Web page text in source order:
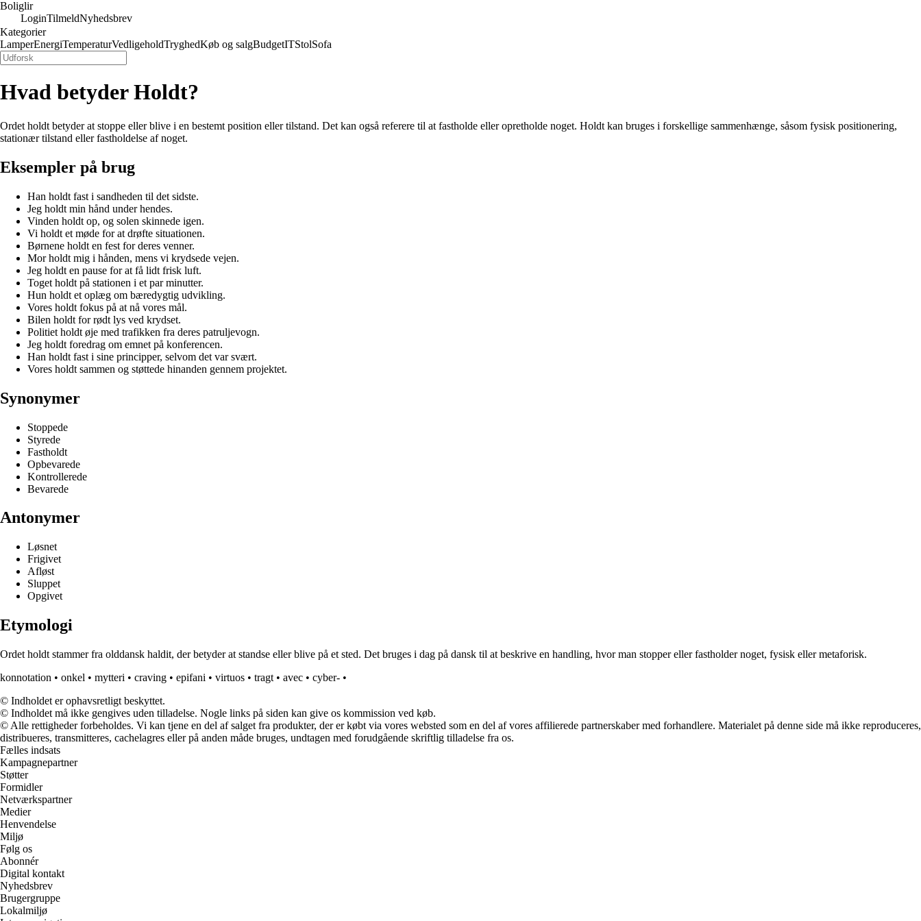
Boliglir
LoginTilmeldNyhedsbrev
Kategorier
LamperEnergiTemperaturVedligeholdTryghedKøb og salgBudgetITStolSofa
Hvad betyder Holdt?
Ordet holdt betyder at stoppe eller blive i en bestemt position eller tilstand. Det kan også referere til at fastholde eller opretholde noget. Holdt kan bruges i forskellige sammenhænge, såsom fysisk positionering,
stationær tilstand eller fastholdelse af noget.
Eksempler på brug
Han holdt fast i sandheden til det sidste.
Jeg holdt min hånd under hendes.
Vinden holdt op, og solen skinnede igen.
Vi holdt et møde for at drøfte situationen.
Børnene holdt en fest for deres venner.
Mor holdt mig i hånden, mens vi krydsede vejen.
Jeg holdt en pause for at få lidt frisk luft.
Toget holdt på stationen i et par minutter.
Hun holdt et oplæg om bæredygtig udvikling.
Vores holdt fokus på at nå vores mål.
Bilen holdt for rødt lys ved krydset.
Politiet holdt øje med trafikken fra deres patruljevogn.
Jeg holdt foredrag om emnet på konferencen.
Han holdt fast i sine principper, selvom det var svært.
Vores holdt sammen og støttede hinanden gennem projektet.
Synonymer
Stoppede
Styrede
Fastholdt
Opbevarede
Kontrollerede
Bevarede
Antonymer
Løsnet
Frigivet
Afløst
Sluppet
Opgivet
Etymologi
Ordet holdt stammer fra olddansk haldit, der betyder at standse eller blive på et sted. Det bruges i dag på dansk til at beskrive en handling, hvor man stopper eller fastholder noget, fysisk eller metaforisk.
konnotation • onkel • mytteri • craving • epifani • virtuos • tragt • avec • cyber- •
© Indholdet er ophavsretligt beskyttet.
© Indholdet må ikke gengives uden tilladelse. Nogle links på siden kan give os kommission ved køb.
© Alle rettigheder forbeholdes. Vi kan tjene en del af salget fra produkter, der er købt via vores websted som en del af vores affilierede partnerskaber med forhandlere. Materialet på denne side må ikke reproduceres,
distribueres, transmitteres, cachelagres eller på anden måde bruges, undtagen med forudgående skriftlig tilladelse fra os.
Fælles indsats
Kampagnepartner
Støtter
Formidler
Netværkspartner
Medier
Henvendelse
Miljø
Følg os
Abonnér
Digital kontakt
Nyhedsbrev
Brugergruppe
Lokalmiljø